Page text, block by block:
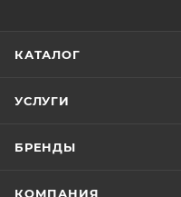
КАТАЛОГ
УСЛУГИ
БРЕНДЫ
КОМПАНИЯ